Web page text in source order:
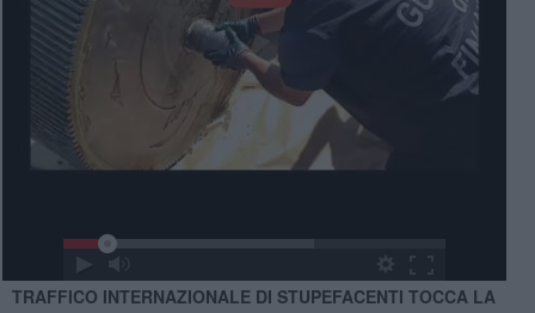
TRAFFICO INTERNAZIONALE DI STUPEFACENTI TOCCA LA